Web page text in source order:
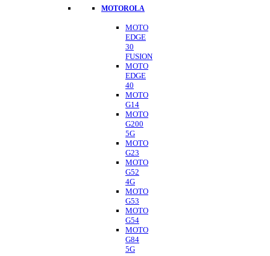
MOTOROLA
MOTO
EDGE
30
FUSION
MOTO
EDGE
40
MOTO
G14
MOTO
G200
5G
MOTO
G23
MOTO
G52
4G
MOTO
G53
MOTO
G54
MOTO
G84
5G